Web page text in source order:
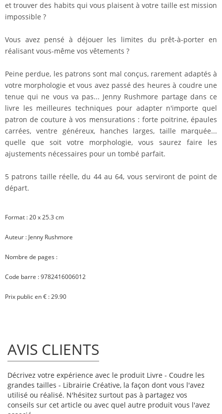
et trouver des habits qui vous plaisent à votre taille est mission
impossible ?
Vous avez pensé à déjouer les limites du prêt-à-porter en
réalisant vous-même vos vêtements ?
Peine perdue, les patrons sont mal conçus, rarement adaptés à
votre morphologie et vous avez passé des heures à coudre une
tenue qui ne vous va pas... Jenny Rushmore partage dans ce
livre les meilleures techniques pour adapter n'importe quel
patron de couture à vos mensurations : forte poitrine, épaules
carrées, ventre généreux, hanches larges, taille marquée...
quelle que soit votre morphologie, vous saurez faire les
ajustements nécessaires pour un tombé parfait.
5 patrons taille réelle, du 44 au 64, vous serviront de point de
départ.
Format : 20 x 25.3 cm
Auteur : Jenny Rushmore
Nombre de pages :
Code barre : 9782416006012
Prix public en € : 29.90
AVIS CLIENTS
Décrivez votre expérience avec le produit Livre - Coudre les
grandes tailles - Librairie Créative, la façon dont vous l'avez
utilisé ou réalisé. N'hésitez surtout pas à partagez vos
conseils sur cet article ou avec quel autre produit vous l'avez